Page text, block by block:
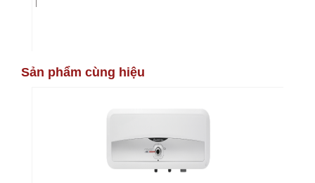
Sản phẩm cùng hiệu